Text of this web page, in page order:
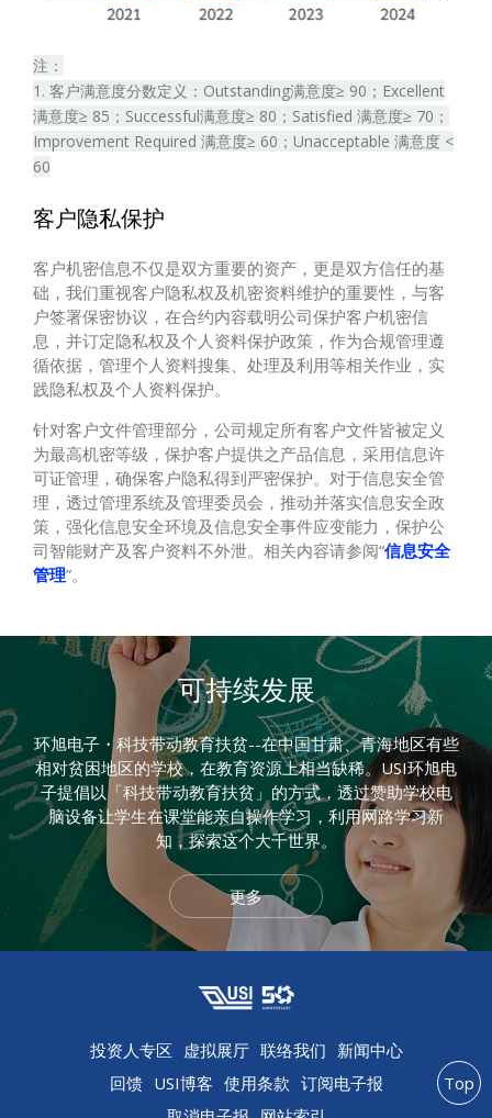
注：
1. 客户满意度分数定义：Outstanding满意度≥ 90；Excellent
满意度≥ 85；Successful满意度≥ 80；Satisfied 满意度≥ 70；
Improvement Required 满意度≥ 60；Unacceptable 满意度 <
60
客户隐私保护
客户机密信息不仅是双方重要的资产，更是双方信任的基
础，我们重视客户隐私权及机密资料维护的重要性，与客
户签署保密协议，在合约内容载明公司保护客户机密信
息，并订定隐私权及个人资料保护政策，作为合规管理遵
循依据，管理个人资料搜集、处理及利用等相关作业，实
践隐私权及个人资料保护。
针对客户文件管理部分，公司规定所有客户文件皆被定义
为最高机密等级，保护客户提供之产品信息，采用信息许
可证管理，确保客户隐私得到严密保护。对于信息安全管
理，透过管理系统及管理委员会，推动并落实信息安全政
策，强化信息安全环境及信息安全事件应变能力，保护公
司智能财产及客户资料不外泄。相关内容请参阅“信息安全
管理”。
可持续发展
环旭电子・科技带动教育扶贫--在中国甘肃、青海地区有些
相对贫困地区的学校，在教育资源上相当缺稀。USI环旭电
子提倡以「科技带动教育扶贫」的方式，透过赞助学校电
脑设备让学生在课堂能亲自操作学习，利用网路学习新
知，探索这个大千世界。
更多
投资人专区 虚拟展厅 联络我们 新闻中心
回馈 USI博客 使用条款 订阅电子报
Top